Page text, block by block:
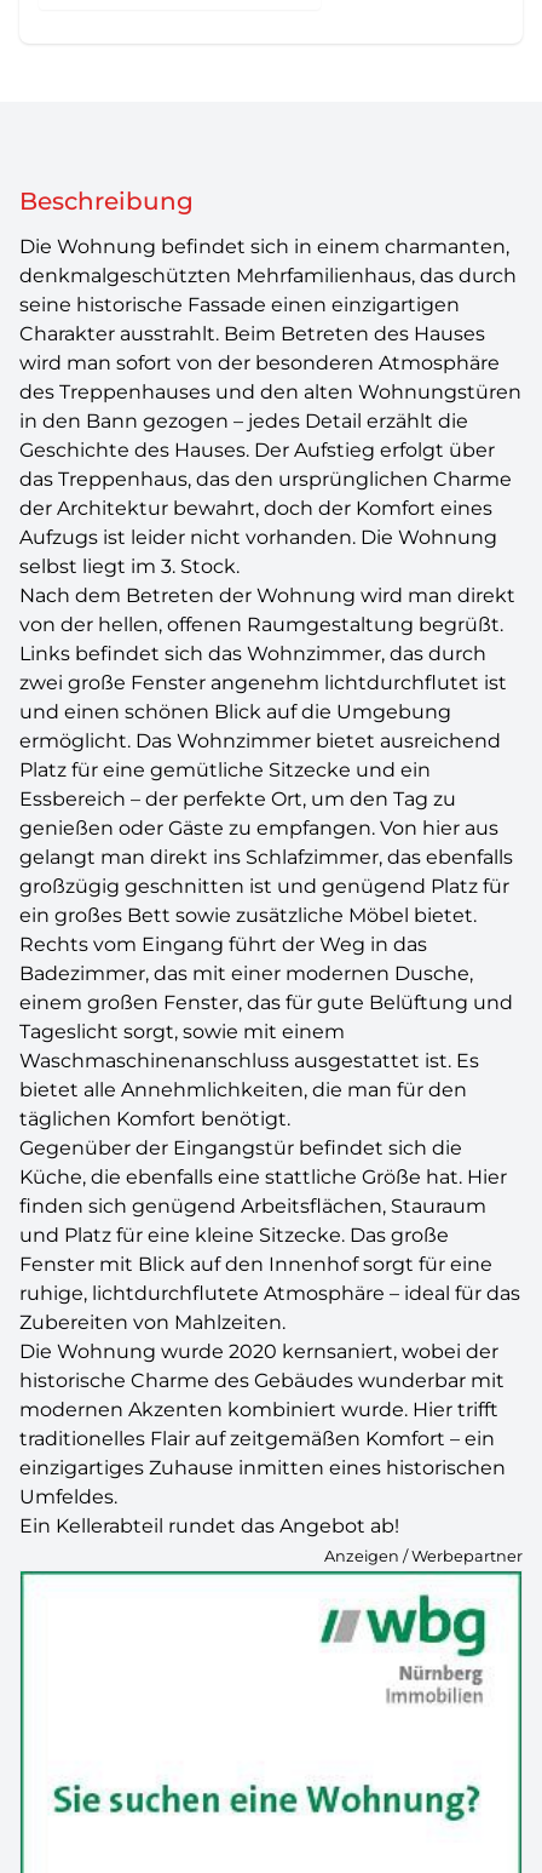
Beschreibung
Die Wohnung befindet sich in einem charmanten,
denkmalgeschützten Mehrfamilienhaus, das durch
seine historische Fassade einen einzigartigen
Charakter ausstrahlt. Beim Betreten des Hauses
wird man sofort von der besonderen Atmosphäre
des Treppenhauses und den alten Wohnungstüren
in den Bann gezogen – jedes Detail erzählt die
Geschichte des Hauses. Der Aufstieg erfolgt über
das Treppenhaus, das den ursprünglichen Charme
der Architektur bewahrt, doch der Komfort eines
Aufzugs ist leider nicht vorhanden. Die Wohnung
selbst liegt im 3. Stock.
Nach dem Betreten der Wohnung wird man direkt
von der hellen, offenen Raumgestaltung begrüßt.
Links befindet sich das Wohnzimmer, das durch
zwei große Fenster angenehm lichtdurchflutet ist
und einen schönen Blick auf die Umgebung
ermöglicht. Das Wohnzimmer bietet ausreichend
Platz für eine gemütliche Sitzecke und ein
Essbereich – der perfekte Ort, um den Tag zu
genießen oder Gäste zu empfangen. Von hier aus
gelangt man direkt ins Schlafzimmer, das ebenfalls
großzügig geschnitten ist und genügend Platz für
ein großes Bett sowie zusätzliche Möbel bietet.
Rechts vom Eingang führt der Weg in das
Badezimmer, das mit einer modernen Dusche,
einem großen Fenster, das für gute Belüftung und
Tageslicht sorgt, sowie mit einem
Waschmaschinenanschluss ausgestattet ist. Es
bietet alle Annehmlichkeiten, die man für den
täglichen Komfort benötigt.
Gegenüber der Eingangstür befindet sich die
Küche, die ebenfalls eine stattliche Größe hat. Hier
finden sich genügend Arbeitsflächen, Stauraum
und Platz für eine kleine Sitzecke. Das große
Fenster mit Blick auf den Innenhof sorgt für eine
ruhige, lichtdurchflutete Atmosphäre – ideal für das
Zubereiten von Mahlzeiten.
Die Wohnung wurde 2020 kernsaniert, wobei der
historische Charme des Gebäudes wunderbar mit
modernen Akzenten kombiniert wurde. Hier trifft
traditionelles Flair auf zeitgemäßen Komfort – ein
einzigartiges Zuhause inmitten eines historischen
Umfeldes.
Ein Kellerabteil rundet das Angebot ab!
Anzeigen / Werbepartner